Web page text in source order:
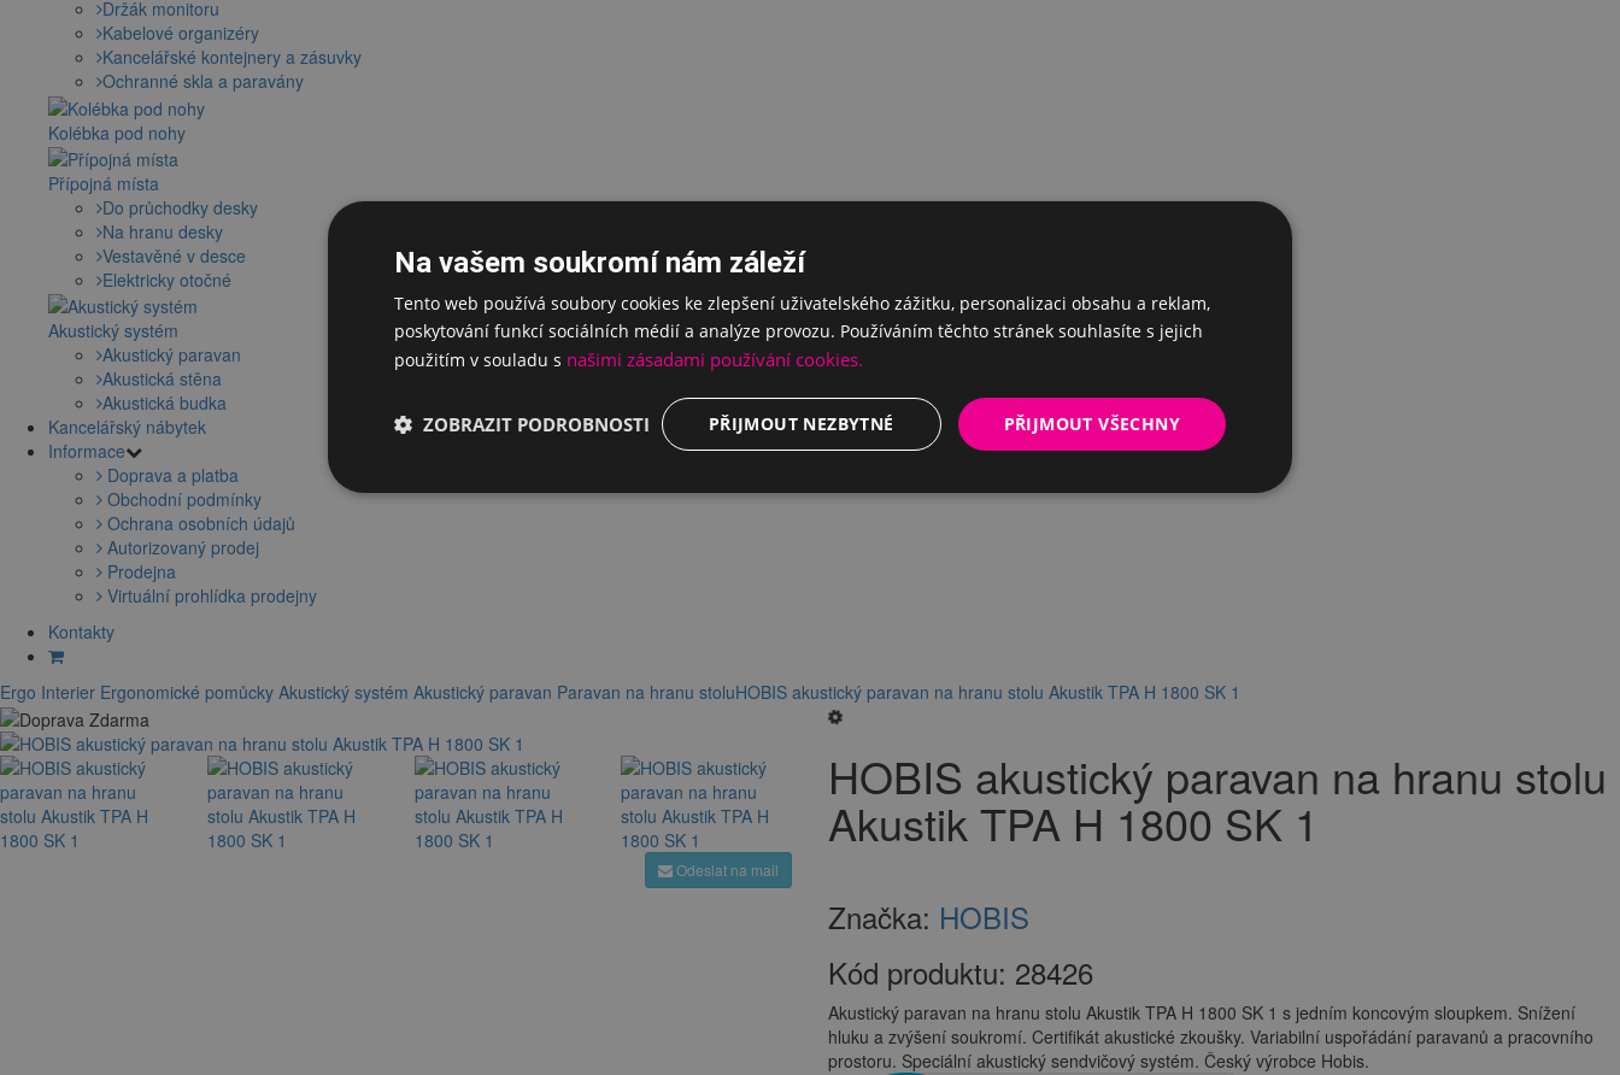
Držák monitoru
Kabelové organizéry
Kancelářské kontejnery a zásuvky
Ochranné skla a paravány
Kolébka pod nohy
Přípojná místa
Do průchodky desky
Na hranu desky
Vestavěné v desce
Elektricky otočné
Akustický systém
Akustický paravan
Akustická stěna
Akustická budka
Kancelářský nábytek
Informace
Doprava a platba
Obchodní podmínky
Ochrana osobních údajů
Autorizovaný prodej
Prodejna
Virtuální prohlídka prodejny
Kontakty
Ergo Interier Ergonomické pomůcky Akustický systém Akustický paravan Paravan na hranu stoluHOBIS akustický paravan na hranu stolu Akustik TPA H 1800 SK 1
Odeslat na mail
HOBIS akustický paravan na hranu stolu
Akustik TPA H 1800 SK 1
Značka: HOBIS
Kód produktu: 28426
Akustický paravan na hranu stolu Akustik TPA H 1800 SK 1 s jedním koncovým sloupkem. Snížení
hluku a zvýšení soukromí. Certifikát akustické zkoušky. Variabilní uspořádání paravanů a pracovního
prostoru. Speciální akustický sendvičový systém. Český výrobce Hobis.
Na vašem soukromí nám záleží
Tento web používá soubory cookies ke zlepšení uživatelského zážitku, personalizaci obsahu a reklam,
poskytování funkcí sociálních médií a analýze provozu. Používáním těchto stránek souhlasíte s jejich
použitím v souladu s našimi zásadami používání cookies.
PŘIJMOUT VŠECHNY
PŘIJMOUT NEZBYTNÉ
ZOBRAZIT PODROBNOSTI